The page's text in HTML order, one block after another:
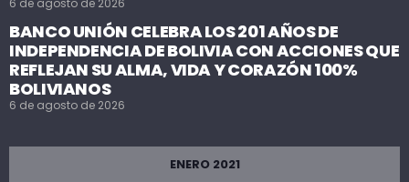
BANCO UNIÓN CELEBRA LOS 201 AÑOS DE
INDEPENDENCIA DE BOLIVIA CON ACCIONES QUE
REFLEJAN SU ALMA, VIDA Y CORAZÓN 100%
BOLIVIANOS
6 de agosto de 2026
ENERO 2021